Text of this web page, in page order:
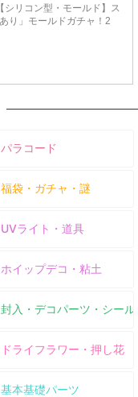
パラコード
福袋・ガチャ・謎
UVライト・道具
ホイップデコ・粘土
封入・デコパーツ・シール
ドライフラワー・押し花
基本基礎パーツ